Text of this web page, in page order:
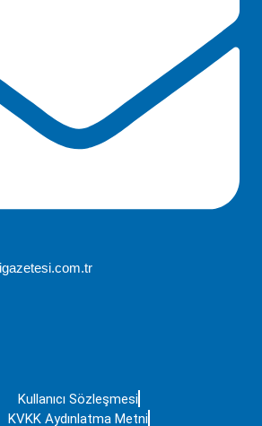
Kullanıcı Sözleşmesi
KVKK Aydınlatma Metni